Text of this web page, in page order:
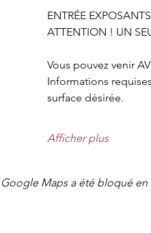
ENTRÉE
ATTENTION ! UN
Vous pouvez venir
Informations
surface désirée.
Afficher plus
Google Maps a été bloqué